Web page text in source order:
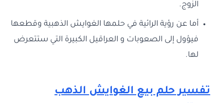
الزوج.
أما عن رؤية الرائية في حلمها الغوايش الذهبية وقطعها
فيؤول إلى الصعوبات و العراقيل الكبيرة التي ستتعرض
لها.
تفسير حلم بيع الغوايش الذهب